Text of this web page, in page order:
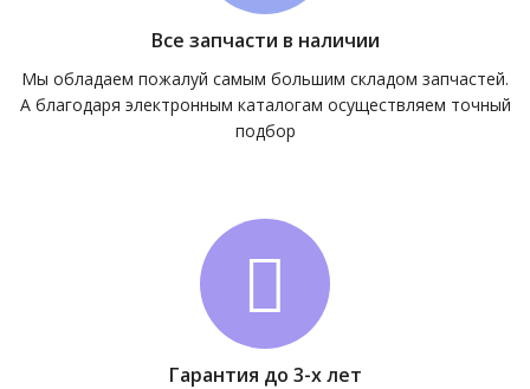
Все запчасти в наличии
Мы обладаем пожалуй самым большим складом запчастей.
А благодаря электронным каталогам осуществляем точный
подбор
Гарантия до 3-х лет